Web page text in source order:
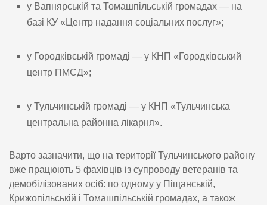
у Вапнярській та Томашпільській громадах — на
базі КУ «Центр надання соціальних послуг»;
у Городківській громаді — у КНП «Городківський
центр ПМСД»;
у Тульчинській громаді — у КНП «Тульчинська
центральна районна лікарня».
Варто зазначити, що на території Тульчинського району
вже працюють 5 фахівців із супроводу ветеранів та
демобілізованих осіб: по одному у Піщанській,
Крижопільській і Томашпільській громадах, а також